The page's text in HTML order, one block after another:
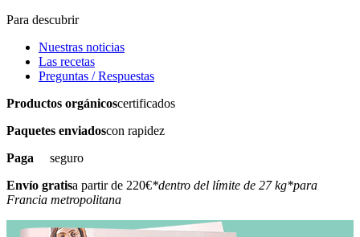
Para descubrir
Nuestras noticias
Las recetas
Preguntas / Respuestas
Productos orgánicoscertificados
Paquetes enviadoscon rapidez
Paga seguro
Envío gratisa partir de 220€*dentro del límite de 27 kg*para
Francia metropolitana